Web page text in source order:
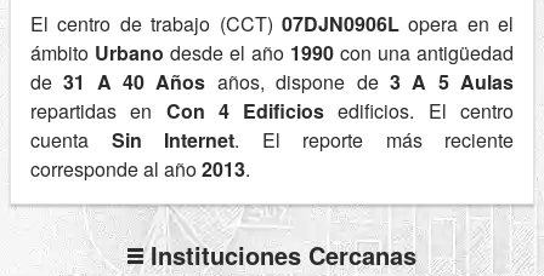
El centro de trabajo (CCT) 07DJN0906Lopera en el
ámbito Urbano desde el año 1990 con una antigüedad
de31 A 40 Años años, dispone de 3 A 5 Aulas
repartidas en Con 4 Edificios edificios. El centro
cuenta Sin Internet. El reporte más reciente
corresponde al año2013.
Instituciones Cercanas